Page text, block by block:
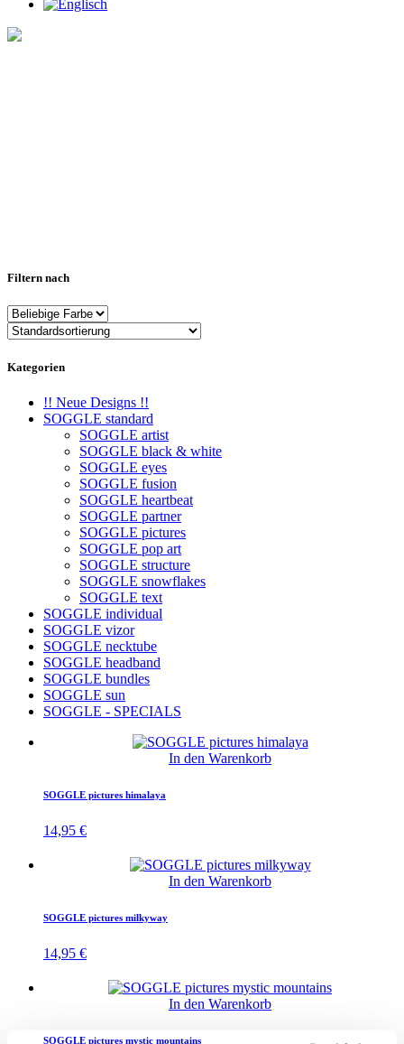
Filtern nach
Kategorien
!! Neue Designs !!
SOGGLE standard
SOGGLE artist
SOGGLE black & white
SOGGLE eyes
SOGGLE fusion
SOGGLE heartbeat
SOGGLE partner
SOGGLE pictures
SOGGLE pop art
SOGGLE structure
SOGGLE snowflakes
SOGGLE text
SOGGLE individual
SOGGLE vizor
SOGGLE necktube
SOGGLE headband
SOGGLE bundles
SOGGLE sun
SOGGLE - SPECIALS
In den Warenkorb
SOGGLE pictures himalaya
14,95 €
In den Warenkorb
SOGGLE pictures milkyway
14,95 €
In den Warenkorb
SOGGLE pictures mystic mountains